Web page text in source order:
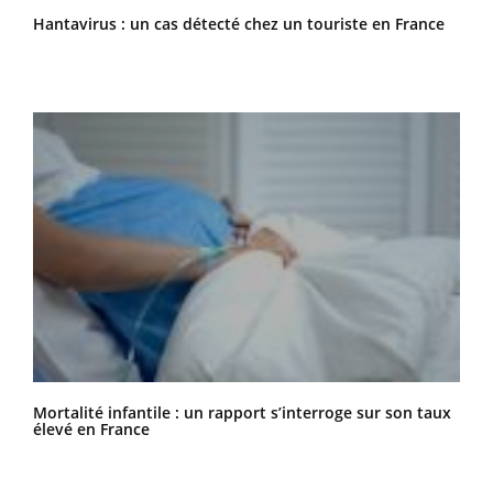
Hantavirus : un cas détecté chez un touriste en France
Mortalité infantile : un rapport s’interroge sur son taux
élevé en France